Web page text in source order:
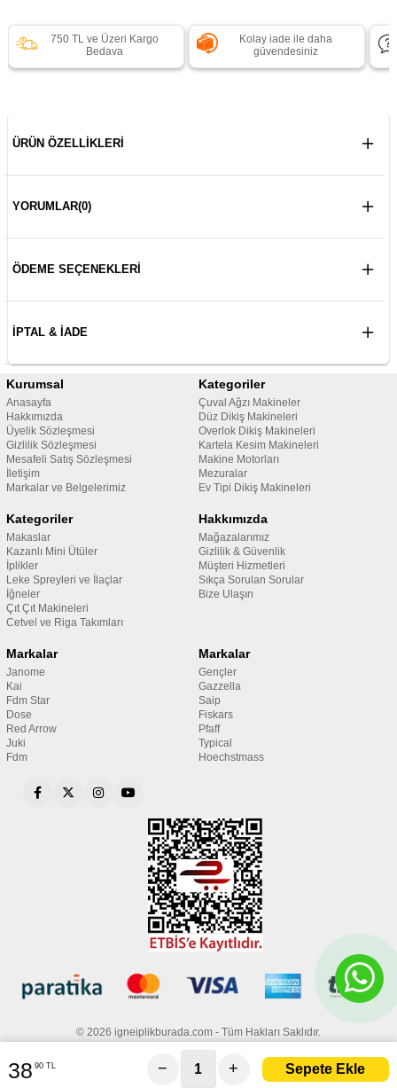
750 TL ve Üzeri Kargo
Bedava
Kolay iade ile daha
güvendesiniz
ÜRÜN ÖZELLIKLERI
YORUMLAR(0)
ÖDEME SEÇENEKLERI
İPTAL & İADE
Kurumsal
Anasayfa
Hakkımızda
Üyelik Sözleşmesi
Gizlilik Sözleşmesi
Mesafeli Satış Sözleşmesi
İletişim
Markalar ve Belgelerimiz
Kategoriler
Çuval Ağzı Makineler
Düz Dikiş Makineleri
Overlok Dikiş Makineleri
Kartela Kesim Makineleri
Makine Motorları
Mezuralar
Ev Tipi Dikiş Makineleri
Kategoriler
Makaslar
Kazanlı Mini Ütüler
İplikler
Leke Spreyleri ve İlaçlar
İğneler
Çıt Çıt Makineleri
Cetvel ve Riga Takımları
Hakkımızda
Mağazalarımız
Gizlilik & Güvenlik
Müşteri Hizmetleri
Sıkça Sorulan Sorular
Bize Ulaşın
Markalar
Janome
Kai
Fdm Star
Dose
Red Arrow
Juki
Fdm
Markalar
Gençler
Gazzella
Saip
Fiskars
Pfaff
Typical
Hoechstmass
© 2026 igneiplikburada.com - Tüm Hakları Saklıdır.
38 90 TL − +